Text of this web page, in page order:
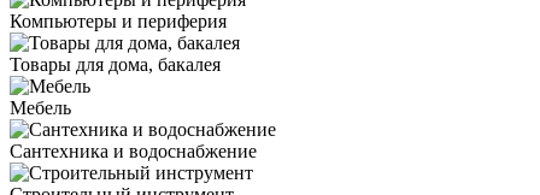
Компьютеры и периферия
Товары для дома, бакалея
Мебель
Сантехника и водоснабжение